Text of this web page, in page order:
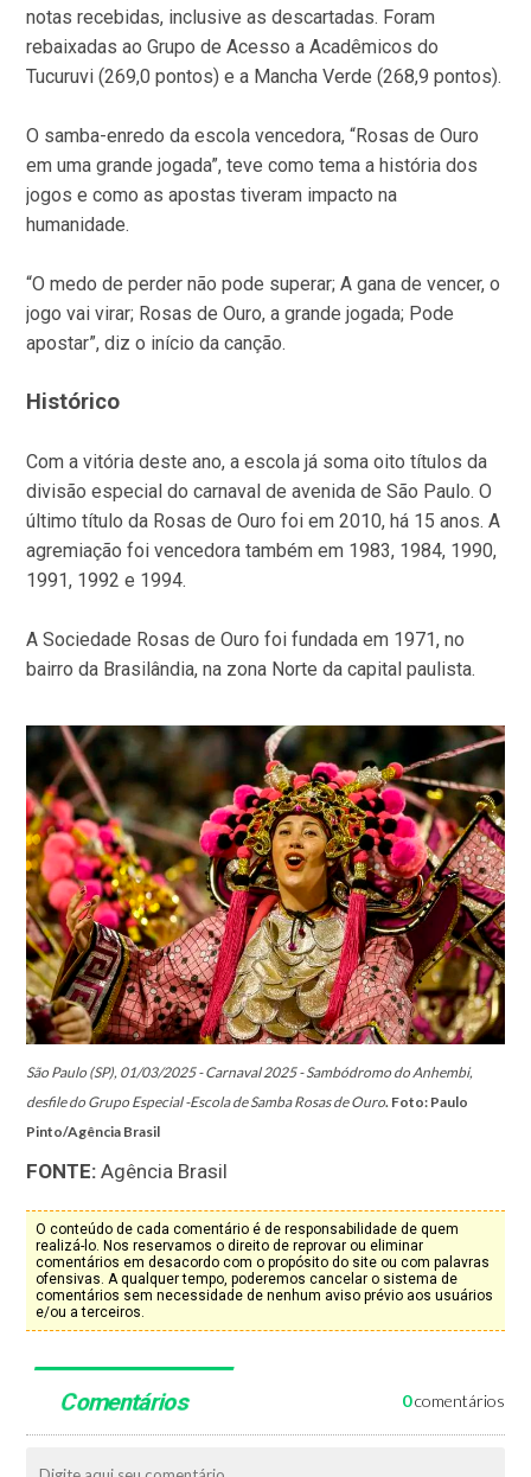
notas recebidas, inclusive as descartadas. Foram
rebaixadas ao Grupo de Acesso a Acadêmicos do
Tucuruvi (269,0 pontos) e a Mancha Verde (268,9 pontos).
O samba-enredo da escola vencedora, “Rosas de Ouro
em uma grande jogada”, teve como tema a história dos
jogos e como as apostas tiveram impacto na
humanidade.
“O medo de perder não pode superar; A gana de vencer, o
jogo vai virar; Rosas de Ouro, a grande jogada; Pode
apostar”, diz o início da canção.
Histórico
Com a vitória deste ano, a escola já soma oito títulos da
divisão especial do carnaval de avenida de São Paulo. O
último título da Rosas de Ouro foi em 2010, há 15 anos. A
agremiação foi vencedora também em 1983, 1984, 1990,
1991, 1992 e 1994.
A Sociedade Rosas de Ouro foi fundada em 1971, no
bairro da Brasilândia, na zona Norte da capital paulista.
São Paulo (SP), 01/03/2025 - Carnaval 2025 - Sambódromo do Anhembi,
desfile do Grupo Especial -Escola de Samba Rosas de Ouro. Foto: Paulo
Pinto/Agência Brasil
FONTE:Agência Brasil
O conteúdo de cada comentário é de responsabilidade de quem
realizá-lo. Nos reservamos o direito de reprovar ou eliminar
comentários em desacordo com o propósito do site ou com palavras
ofensivas. A qualquer tempo, poderemos cancelar o sistema de
comentários sem necessidade de nenhum aviso prévio aos usuários
e/ou a terceiros.
Comentários 0comentários